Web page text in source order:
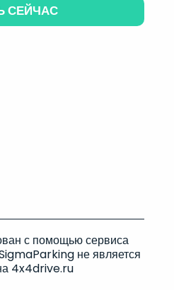
СЕЙЧАС
с помощью сервиса
не является
4x4drive.ru